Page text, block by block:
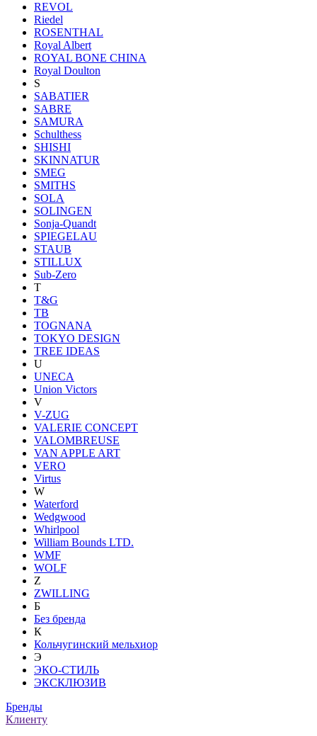
REVOL
Riedel
ROSENTHAL
Royal Albert
ROYAL BONE CHINA
Royal Doulton
S
SABATIER
SABRE
SAMURA
Schulthess
SHISHI
SKINNATUR
SMEG
SMITHS
SOLA
SOLINGEN
Sonja-Quandt
SPIEGELAU
STAUB
STILLUX
Sub-Zero
T
T&G
TB
TOGNANA
TOKYO DESIGN
TREE IDEAS
U
UNECA
Union Victors
V
V-ZUG
VALERIE CONCEPT
VALOMBREUSE
VAN APPLE ART
VERO
Virtus
W
Waterford
Wedgwood
Whirlpool
William Bounds LTD.
WMF
WOLF
Z
ZWILLING
Б
Без бренда
К
Кольчугинский мельхиор
Э
ЭКО-СТИЛЬ
ЭКСКЛЮЗИВ
Бренды
Клиенту